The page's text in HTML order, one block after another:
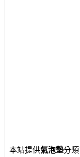
本站提供氣泡墊分